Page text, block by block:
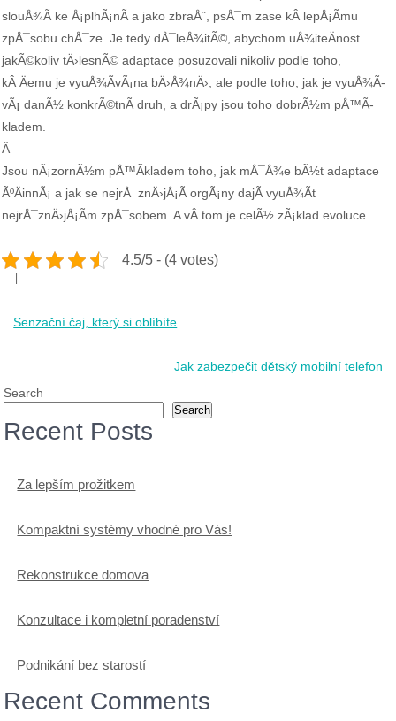
slouÅ¾Ã­ ke Å¡plhÃ¡nÃ­ a jako zbraÅˆ, psÅ¯m zase kÂ lepÅ¡Ã­mu
zpÅ¯sobu chÅ¯ze. Je tedy dÅ¯leÅ¾itÃ©, abychom uÅ¾iteÄnost
jakÃ©koliv tÄ›lesnÃ© adaptace posuzovali nikoliv podle toho,
kÂ Äemu je vyuÅ¾Ã­vÃ¡na bÄ›Å¾nÄ›, ale podle toho, jak je vyuÅ¾Ã­
vÃ¡ danÃ½ konkrÃ©tnÃ­ druh, a drÃ¡py jsou toho dobrÃ½m pÅ™Ã­
kladem.
Â
Jsou nÃ¡zornÃ½m pÅ™Ã­kladem toho, jak mÅ¯Å¾e bÃ½t adaptace
ÃºÄinnÃ¡ a jak se nejrÅ¯znÄ›jÅ¡Ã­ orgÃ¡ny dajÃ­ vyuÅ¾Ã­t
nejrÅ¯znÄ›jÅ¡Ã­m zpÅ¯sobem. A vÂ tom je celÃ½ zÃ¡klad evoluce.
4.5/5 - (4 votes)
navigation
Senzační čaj, který si oblíbíte
Jak zabezpečit dětský mobilní telefon
Search
Search
Recent Posts
Za lepším prožitkem
Kompaktní systémy vhodné pro Vás!
Rekonstrukce domova
Konzultace i kompletní poradenství
Podnikání bez starostí
Recent Comments